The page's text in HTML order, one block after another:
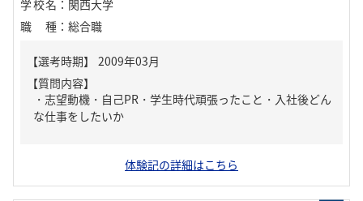
学校名 ： 関西大学
職種 ： 総合職
【質問内容】
・志望動機・自己PR・学生時代頑張ったこと・入社後どん
な仕事をしたいか
体験記の詳細はこちら